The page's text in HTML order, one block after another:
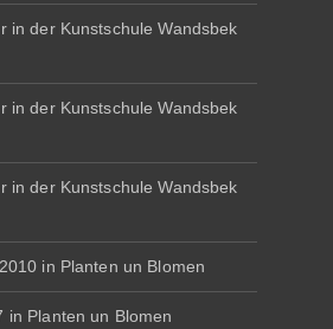
in der Kunstschule Wandsbek
in der Kunstschule Wandsbek
in der Kunstschule Wandsbek
in Planten un Blomen
in Planten un Blomen